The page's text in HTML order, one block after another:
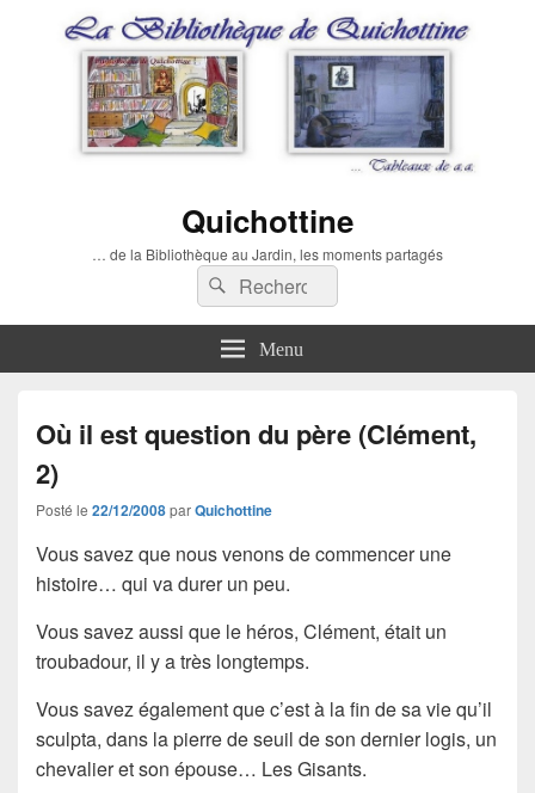
Quichottine
… de la Bibliothèque au Jardin, les moments partagés
Recherche :
Rechercher
Menu
Où il est question du père (Clément,
2)
Posté le 22/12/2008parQuichottine
Vous savez que nous venons de commencer une
histoire… qui va durer un peu.
Vous savez aussi que le héros, Clément, était un
troubadour, il y a très longtemps.
Vous savez également que c’est à la fin de sa vie qu’il
sculpta, dans la pierre de seuil de son dernier logis, un
chevalier et son épouse… Les Gisants.